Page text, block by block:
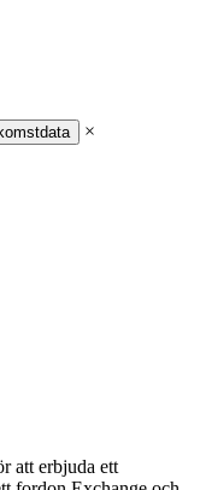
×
att erbjuda ett